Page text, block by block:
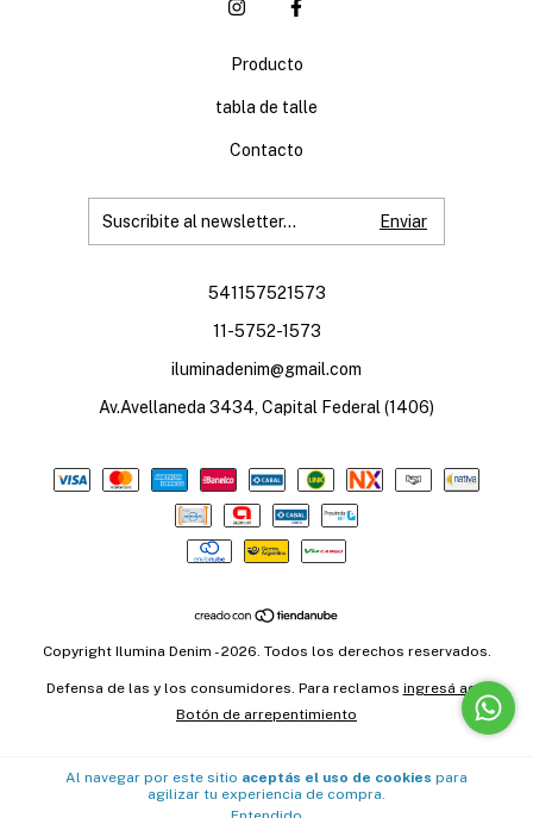
Al navegar por este sitio aceptás el uso de cookies para
agilizar tu experiencia de compra.
Producto
tabla de talle
Contacto
541157521573
11-5752-1573
iluminadenim@gmail.com
Av.Avellaneda 3434, Capital Federal (1406)
Copyright Ilumina Denim - 2026. Todos los derechos reservados.
Defensa de las y los consumidores. Para reclamos ingresá acá.
Botón de arrepentimiento